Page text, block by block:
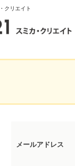
クリエイト
メールアドレス